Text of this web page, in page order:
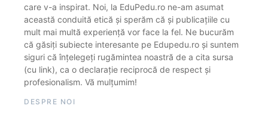
care v-a inspirat. Noi, la EduPedu.ro ne-am asumat
această conduită etică și sperăm că și publicațiile cu
mult mai multă experiență vor face la fel. Ne bucurăm
că găsiți subiecte interesante pe Edupedu.ro și suntem
siguri că înțelegeți rugămintea noastră de a cita sursa
(cu link), ca o declarație reciprocă de respect și
profesionalism. Vă mulțumim!
DESPRE NOI